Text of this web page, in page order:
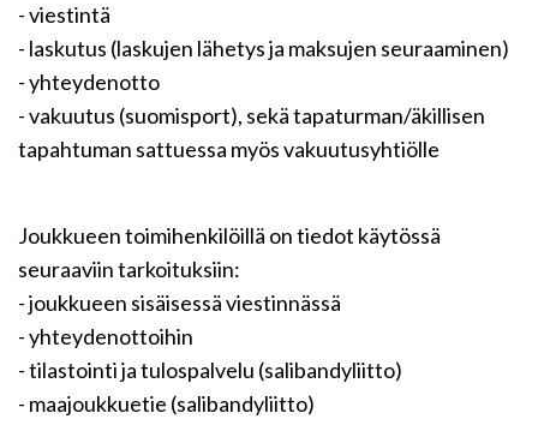
- viestintä
- laskutus (laskujen lähetys ja maksujen seuraaminen)
- yhteydenotto
- vakuutus (suomisport), sekä tapaturman/äkillisen
tapahtuman sattuessa myös vakuutusyhtiölle
Joukkueen toimihenkilöillä on tiedot käytössä
seuraaviin tarkoituksiin:
- joukkueen sisäisessä viestinnässä
- yhteydenottoihin
- tilastointi ja tulospalvelu (salibandyliitto)
- maajoukkuetie (salibandyliitto)